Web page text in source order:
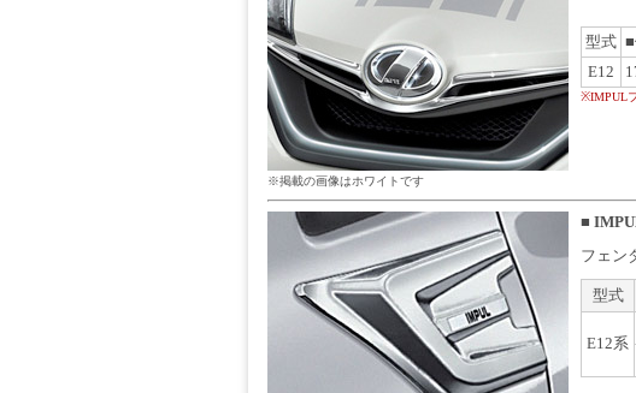
※掲載の画像はホワイトです
型式
E12
※IMPUL
■
フェン
型式
E12系